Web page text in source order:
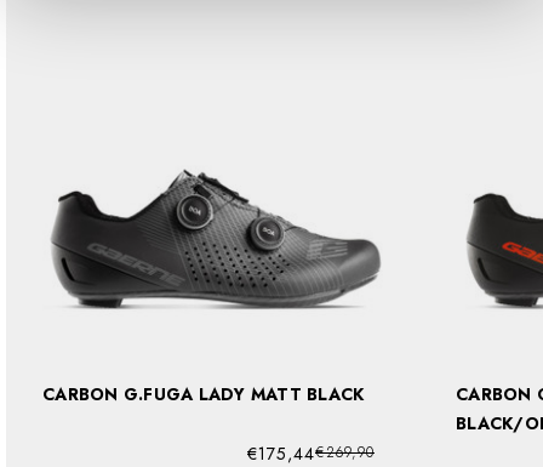
CARBON G.FUGA LADY MATT BLACK
€269,90
€175,44
CARBON
BLACK/